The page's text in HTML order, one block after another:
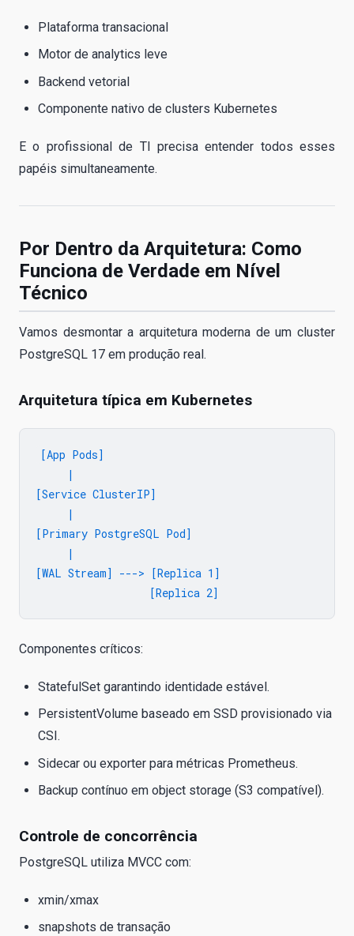
Plataforma transacional
Motor de analytics leve
Backend vetorial
Componente nativo de clusters Kubernetes
E o profissional de TI precisa entender todos esses
papéis simultaneamente.
Por Dentro da Arquitetura: Como
Funciona de Verdade em Nível
Técnico
Vamos desmontar a arquitetura moderna de um cluster
PostgreSQL 17 em produção real.
Arquitetura típica em Kubernetes
[App Pods]
     |
[Service ClusterIP]
     |
[Primary PostgreSQL Pod]
     |
[WAL Stream] ---> [Replica 1]
Componentes críticos:
StatefulSet garantindo identidade estável.
PersistentVolume baseado em SSD provisionado via
CSI.
Sidecar ou exporter para métricas Prometheus.
Backup contínuo em object storage (S3 compatível).
Controle de concorrência
PostgreSQL utiliza MVCC com:
xmin/xmax
snapshots de transação